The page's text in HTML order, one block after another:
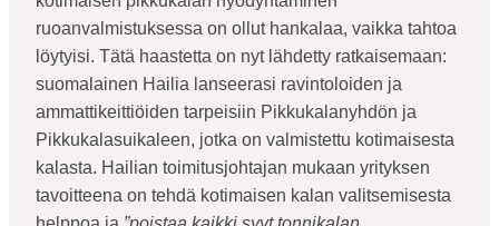
ruoanvalmistuksessa on ollut hankalaa, vaikka tahtoa
löytyisi. Tätä haastetta on nyt lähdetty ratkaisemaan:
suomalainen Hailia lanseerasi ravintoloiden ja
ammattikeittiöiden tarpeisiin Pikkukalanyhdön ja
Pikkukalasuikaleen, jotka on valmistettu kotimaisesta
kalasta. Hailian toimitusjohtajan mukaan yrityksen
tavoitteena on tehdä kotimaisen kalan valitsemisesta